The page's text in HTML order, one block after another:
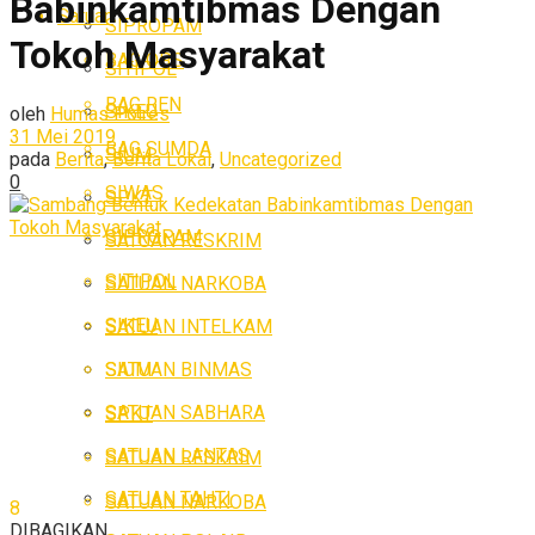
SIPROPAM
SITIPOL
SIKEU
SIUM
SPKT
SATUAN RESKRIM
SATUAN NARKOBA
SATUAN INTELKAM
SATUAN BINMAS
SATUAN SABHARA
SATUAN LANTAS
SATUAN TAHTI
Satuan
BAG OPS
BAG REN
BAG SUMDA
SIWAS
SIPROPAM
SITIPOL
SIKEU
SIUM
SPKT
SATUAN RESKRIM
SATUAN NARKOBA
Babinkamtibmas Dengan
Tokoh Masyarakat
oleh Humas Polres
31 Mei 2019
pada Berita,Berita Lokal, Uncategorized
0
8